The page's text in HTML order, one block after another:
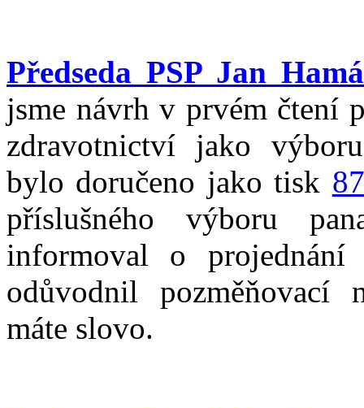
Předseda PSP Jan
jsme návrh v prvém čtení
zdravotnictví jako
bylo doručeno jako tisk
příslušného výboru
informoval o
odůvodnil pozměňovací
máte slovo.